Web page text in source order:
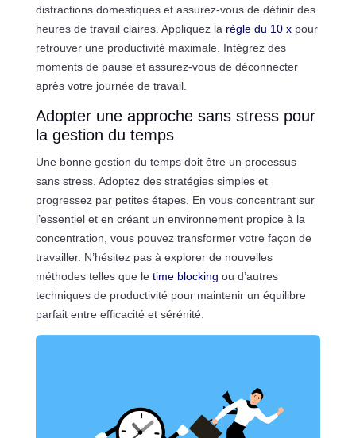
distractions domestiques et assurez-vous de définir des
heures de travail claires. Appliquez la règle du 10 xpour
retrouver une productivité maximale. Intégrez des
moments de pause et assurez-vous de déconnecter
après votre journée de travail.
Adopter une approche sans stress pour
la gestion du temps
Une bonne gestion du temps doit être un processus
sans stress. Adoptez des stratégies simples et
progressez par petites étapes. En vous concentrant sur
l’essentiel et en créant un environnement propice à la
concentration, vous pouvez transformer votre façon de
travailler. N’hésitez pas à explorer de nouvelles
méthodes telles que le time blocking ou d’autres
techniques de productivité pour maintenir un équilibre
parfait entre efficacité et sérénité.